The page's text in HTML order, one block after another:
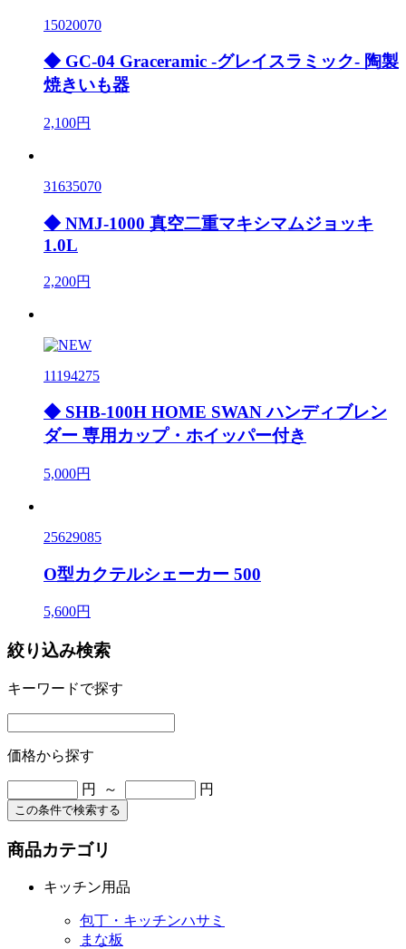
15020070
◆ GC-04 Graceramic -グレイスラミック- 陶製
焼きいも器
2,100円
31635070
◆ NMJ-1000 真空二重マキシマムジョッキ
1.0L
2,200円
11194275
◆ SHB-100H HOME SWAN ハンディブレン
ダー 専用カップ・ホイッパー付き
5,000円
25629085
O型カクテルシェーカー 500
5,600円
絞り込み検索
キーワードで探す
価格から探す
円 ～ 円
この条件で検索する
商品カテゴリ
キッチン用品
包丁・キッチンハサミ
まな板